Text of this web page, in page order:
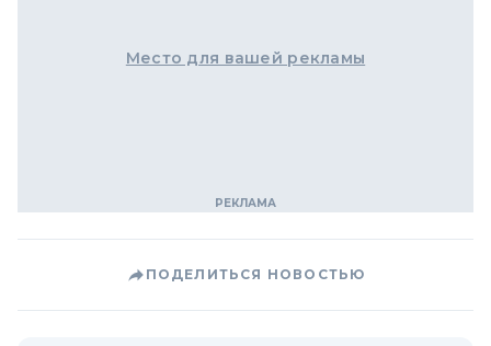
Место для вашей рекламы
ПОДЕЛИТЬСЯ НОВОСТЬЮ